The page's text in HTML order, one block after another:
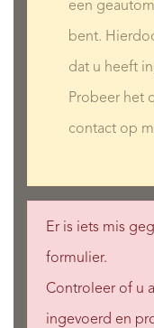
een
bent.
dat u heeft
Probeer het
contact op
Er is iets mis
formulier.
Controleer of u
ingevoerd en